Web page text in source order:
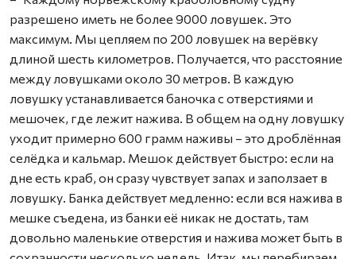
разрешено иметь не более 9000 ловушек. Это
максимум. Мы цепляем по 200 ловушек на верёвку
длиной шесть километров. Получается, что расстояние
между ловушками около 30 метров. В каждую
ловушку устанавливается баночка с отверстиями и
мешочек, где лежит нажива. В общем на одну ловушку
уходит примерно 600 грамм наживы – это дроблённая
селёдка и кальмар. Мешок действует быстро: если на
дне есть краб, он сразу чувствует запах и заползает в
ловушку. Банка действует медленно: если вся нажива в
мешке съедена, из банки её никак не достать, там
довольно маленькие отверстия и нажива может быть в